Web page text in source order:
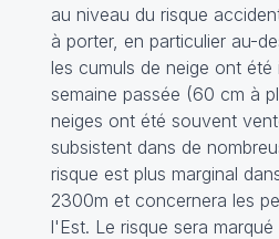
au niveau du risque
à porter, en particulier au-
les cumuls de neige ont été
semaine passée (60 cm à
neiges ont été souvent
subsistent dans de
risque est plus marginal
2300m et concernera les
l'Est. Le risque sera